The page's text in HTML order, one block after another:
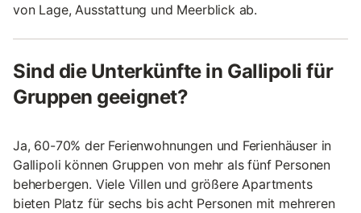
von Lage, Ausstattung und Meerblick ab.
Sind die Unterkünfte in Gallipoli für
Gruppen geeignet?
Ja, 60-70% der Ferienwohnungen und Ferienhäuser in
Gallipoli können Gruppen von mehr als fünf Personen
beherbergen. Viele Villen und größere Apartments
bieten Platz für sechs bis acht Personen mit mehreren